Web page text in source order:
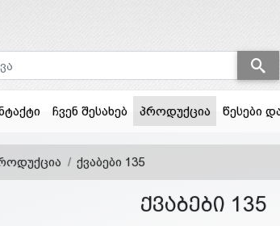
ჩვენ შესახებ პროდუქცია(current)
წესები
ქვაბები 135
ქვაბები 135